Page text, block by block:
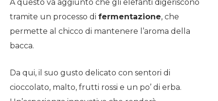
A questo va aggiunto che gli elefanti digeriscono
tramite un processo di fermentazione, che
permette al chicco di mantenere l’aroma della
bacca.
Da qui, il suo gusto delicato con sentori di
cioccolato, malto, frutti rossi e un po’ di erba.